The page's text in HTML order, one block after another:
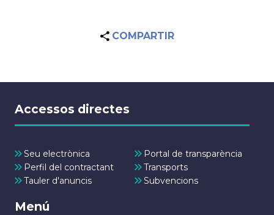
COMPARTIR
Accessos directes
Seu electrònica
Portal de transparència
Perfil del contractant
Transports
Tauler d'anuncis
Subvencions
Menú